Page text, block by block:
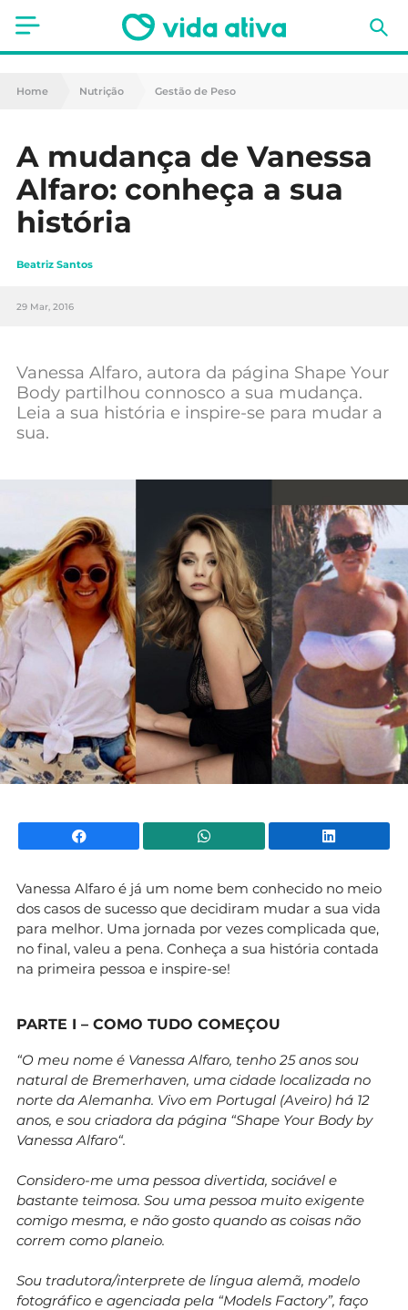
Saúde
Nutrição
Receitas
Fitness
Mães e Bebés
Home Nutrição Gestão de Peso
A mudança de Vanessa
Alfaro: conheça a sua
história
Beatriz Santos
29 Mar, 2016
Vanessa Alfaro, autora da página Shape Your
Body partilhou connosco a sua mudança.
Leia a sua história e inspire-se para mudar a
sua.
Facebook WhatsApp
Vanessa Alfaro é já um nome bem conhecido no meio
dos casos de sucesso que decidiram mudar a sua vida
para melhor. Uma jornada por vezes complicada que,
no final, valeu a pena. Conheça a sua história contada
na primeira pessoa e inspire-se!
PARTE I – COMO TUDO COMEÇOU
“O meu nome é Vanessa Alfaro, tenho 25 anos sou
natural de Bremerhaven, uma cidade localizada no
norte da Alemanha. Vivo em Portugal (Aveiro) há 12
anos, e sou criadora da página “Shape Your Body by
Vanessa Alfaro“.
Considero-me uma pessoa divertida, sociável e
bastante teimosa. Sou uma pessoa muito exigente
comigo mesma, e não gosto quando as coisas não
correm como planeio.
Sou tradutora/interprete de língua alemã, modelo
fotográfico e agenciada pela “Models Factory”, faço